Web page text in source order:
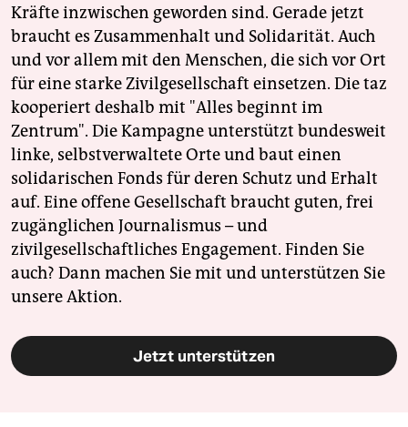
Kräfte inzwischen geworden sind. Gerade jetzt
braucht es Zusammenhalt und Solidarität. Auch
und vor allem mit den Menschen, die sich vor Ort
für eine starke Zivilgesellschaft einsetzen. Die taz
kooperiert deshalb mit "Alles beginnt im
Zentrum". Die Kampagne unterstützt bundesweit
linke, selbstverwaltete Orte und baut einen
solidarischen Fonds für deren Schutz und Erhalt
auf. Eine offene Gesellschaft braucht guten, frei
zugänglichen Journalismus – und
zivilgesellschaftliches Engagement. Finden Sie
auch? Dann machen Sie mit und unterstützen Sie
unsere Aktion.
Jetzt unterstützen